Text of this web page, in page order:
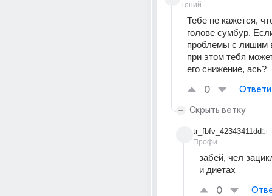
Гений
Тебе не кажется,
голове сумбур.
проблемы с лишим
при этом тебя
его снижение, ась?
0
Скрыть ветку
tr_fbfv_42343411dd
Профи
1г
забей, чел
и диетах
0